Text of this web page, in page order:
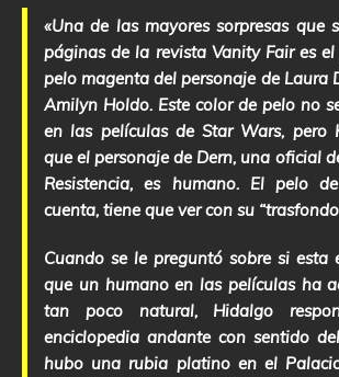
«Una de las mayores sorpresas que
páginas de la revista Vanity Fair es
pelo magenta del personaje de Laura
Amilyn Holdo. Este color de pelo no
en las películas de Star Wars, pero
que el personaje de Dern, una oficial
Resistencia, es humano. El pelo
cuenta, tiene que ver con su
Cuando se le preguntó sobre si esta
que un humano en las películas ha
tan poco natural, Hidalgo
enciclopedia andante con sentido
hubo una rubia platino en el